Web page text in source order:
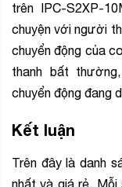
trên IPC-S2XP-
chuyện với người
chuyển động của
thanh bất
chuyển động đang
Kết luận
Trên đây là danh